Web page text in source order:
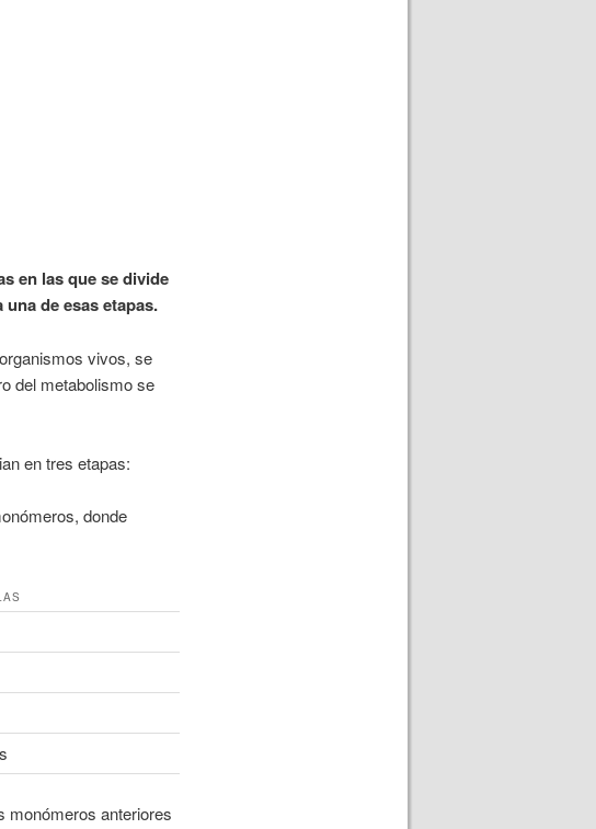
en las que se divide
de esas etapas.
vivos, se
del metabolismo se
en tres etapas:
donde
monómeros anteriores